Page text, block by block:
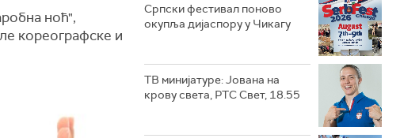
ноћ",
кореографске и
Српски фестивал поново
окупља дијаспору у Чикагу
ТВ минијатуре: Јована на
крову света, РТС Свет, 18.55